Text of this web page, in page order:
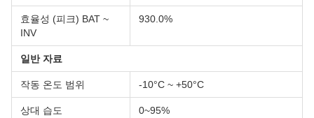
효율성 (피크) BAT ~
INV
930.0%
일반 자료
작동 온도 범위 -10°C ~ +50°C
상대 습도 0~95%